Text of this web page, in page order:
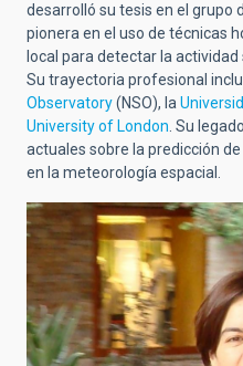
desarrolló su tesis en el grupo
pionera en el uso de técnicas
local para detectar la actividad
Su trayectoria profesional
Observatory(NSO), la
University of London. Su
actuales sobre la predicción
en la meteorología espacial.